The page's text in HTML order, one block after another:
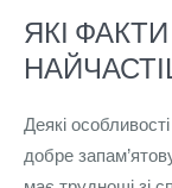
ЯКІ
Деякі
добре